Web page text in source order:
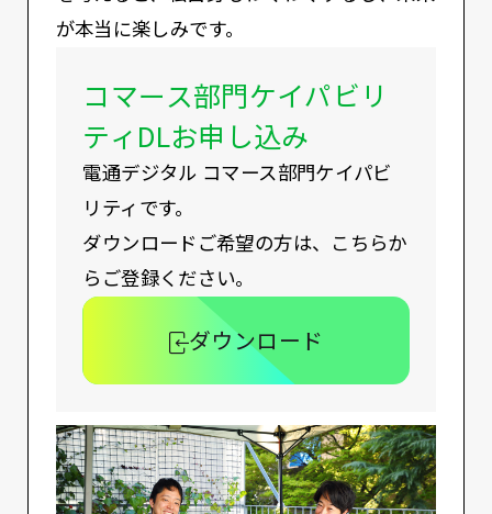
が本当に楽しみです。
コマース部門ケイパビリ
ティDLお申し込み
電通デジタル コマース部門ケイパビ
リティです。
ダウンロードご希望の方は、こちらか
らご登録ください。
ダウンロード